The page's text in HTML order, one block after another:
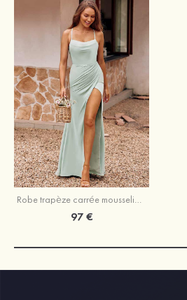
Robe trapèze carrée mousseline ras du sol robe de demoiselle d'honneur
97 €